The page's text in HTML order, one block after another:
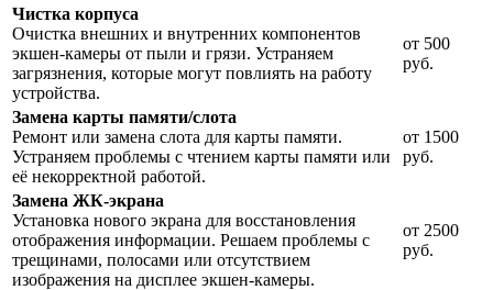
Чистка корпуса
Очистка внешних и внутренних компонентов
экшен-камеры от пыли и грязи. Устраняем
загрязнения, которые могут повлиять на работу
устройства.
от 500
руб.
Замена карты памяти/слота
Ремонт или замена слота для карты памяти.
Устраняем проблемы с чтением карты памяти или
её некорректной работой.
от 1500
руб.
Замена ЖК-экрана
Установка нового экрана для восстановления
отображения информации. Решаем проблемы с
трещинами, полосами или отсутствием
изображения на дисплее экшен-камеры.
от 2500
руб.